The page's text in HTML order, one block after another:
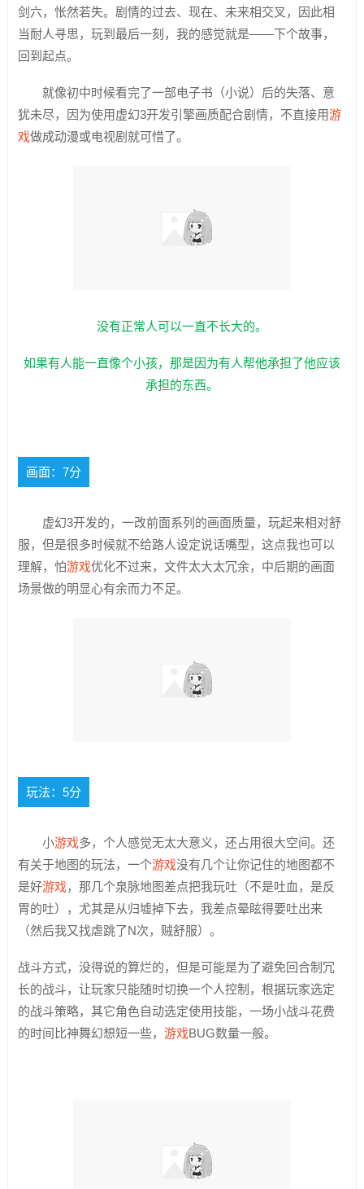
剑六，怅然若失。剧情的过去、现在、未来相交叉，因此相
当耐人寻思，玩到最后一刻，我的感觉就是——下个故事，
回到起点。
就像初中时候看完了一部电子书（小说）后的失落、意
犹未尽，因为使用虚幻3开发引擎画质配合剧情，不直接用游
戏做成动漫或电视剧就可惜了。
没有正常人可以一直不长大的。
如果有人能一直像个小孩，那是因为有人帮他承担了他应该
承担的东西。
画面：7分
虚幻3开发的，一改前面系列的画面质量，玩起来相对舒
服，但是很多时候就不给路人设定说话嘴型，这点我也可以
理解，怕游戏优化不过来，文件太大太冗余，中后期的画面
场景做的明显心有余而力不足。
玩法：5分
小游戏多，个人感觉无太大意义，还占用很大空间。还
有关于地图的玩法，一个游戏没有几个让你记住的地图都不
是好游戏，那几个泉脉地图差点把我玩吐（不是吐血，是反
胃的吐），尤其是从归墟掉下去，我差点晕眩得要吐出来
（然后我又找虐跳了N次，贼舒服）。
战斗方式，没得说的算烂的，但是可能是为了避免回合制冗
长的战斗，让玩家只能随时切换一个人控制，根据玩家选定
的战斗策略，其它角色自动选定使用技能，一场小战斗花费
的时间比神舞幻想短一些， 游戏BUG数量一般。